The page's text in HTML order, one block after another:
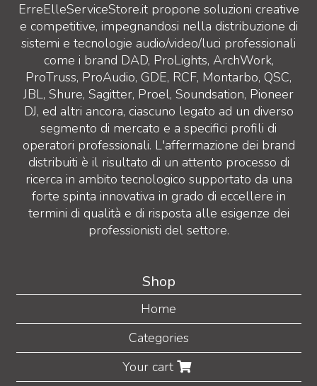
ErreElleServiceStore.it propone soluzioni creative
e competitive, impegnandosi nella distribuzione di
sistemi e tecnologie audio/video/luci professionali
come i brand DAD, ProLights, ArchWork,
ProTruss, ProAudio, GDE, RCF, Montarbo, QSC,
JBL, Shure, Sagitter, Proel, Soundsation, Pioneer
DJ, ed altri ancora, ciascuno legato ad un diverso
segmento di mercato e a specifici profili di
operatori professionali. L'affermazione dei brand
distribuiti è il risultato di un attento processo di
ricerca in ambito tecnologico supportato da una
forte spinta innovativa in grado di eccellere in
termini di qualità e di risposta alle esigenze dei
professionisti del settore.
Shop
Home
Categories
Your cart